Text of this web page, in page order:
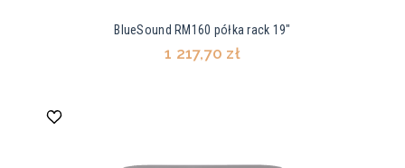
BlueSound RM160 półka rack 19″
1 217,70 zł